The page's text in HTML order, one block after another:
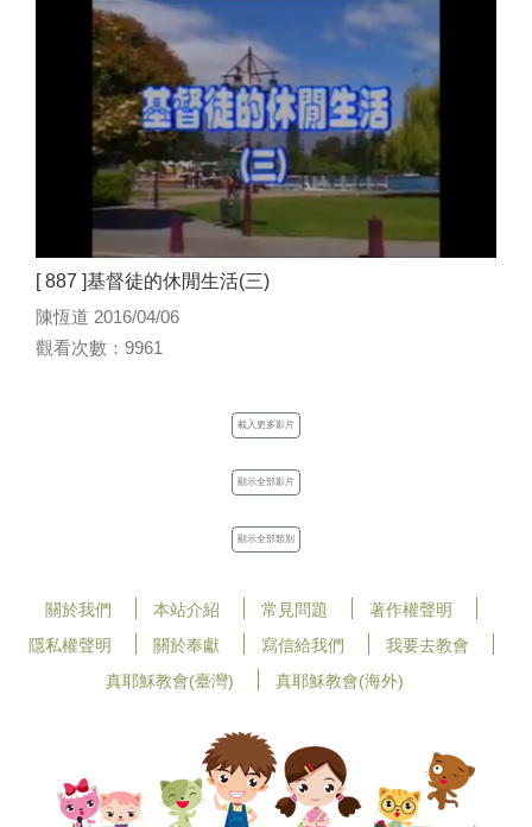
[ 887 ]基督徒的休閒生活(三)
陳恆道 2016/04/06
觀看次數：9961
載入更多影片
顯示全部影片
顯示全部類別
關於我們 本站介紹 常見問題
著作權聲明
隱私權聲明
關於奉獻 寫信給我們
我要去教會
真耶穌教會(臺灣)
真耶穌教會(海外)